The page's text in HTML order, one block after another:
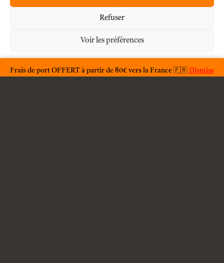
Refuser
Voir les préférences
Frais de port OFFERT à partir de 80€ vers la France 🇫🇷 Dismiss
Legal
F.A.Q.